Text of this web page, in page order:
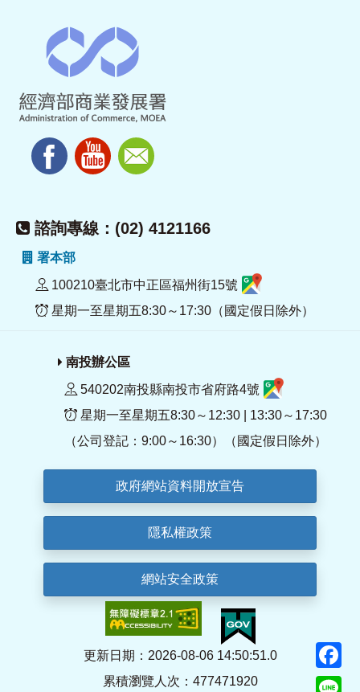
諮詢專線：(02) 4121166
署本部
100210臺北市中正區福州街15號
星期一至星期五8:30～17:30（國定假日除外）
南投辦公區
540202南投縣南投市省府路4號
星期一至星期五8:30～12:30 | 13:30～17:30
（公司登記：9:00～16:30）（國定假日除外）
政府網站資料開放宣告
隱私權政策
網站安全政策
更新日期：2026-08-06 14:50:51.0
累積瀏覽人次：477471920